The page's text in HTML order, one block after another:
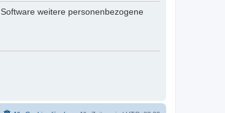
weitere personenbezogene